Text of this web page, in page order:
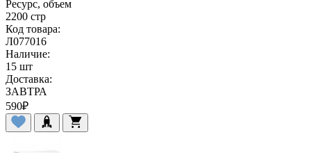
Ресурс, объем
2200 стр
Код товара:
Л077016
Наличие:
15 шт
Доставка:
ЗАВТРА
590₽